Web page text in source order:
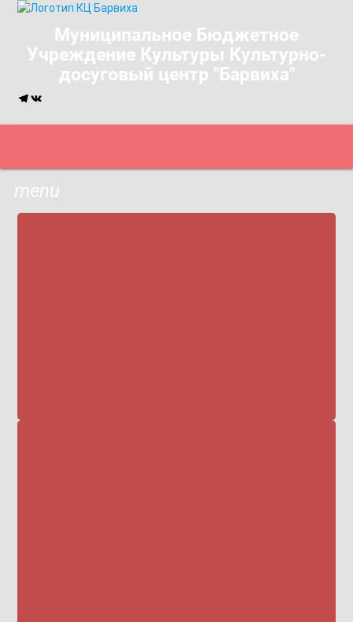
Муниципальное Бюджетное
Учреждение Культуры Культурно-
досуговый центр "Барвиха"
menu